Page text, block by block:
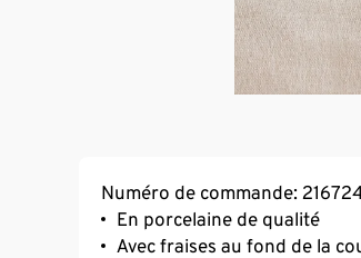
Numéro de commande:
En porcelaine de qualité
Avec fraises au fond de la